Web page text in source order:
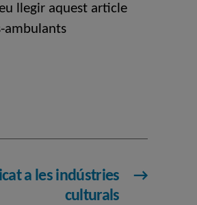
llegir aquest article
ambulants
→
a les indústries
culturals